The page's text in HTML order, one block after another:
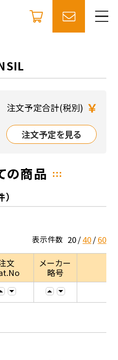
注文予定合計(税別) ￥
注文予定を見る
の商品
表示件数 20 40 60
文
メーカー
略号